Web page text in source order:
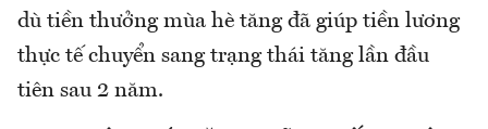
dù tiền thưởng mùa hè tăng đã giúp tiền lương
thực tế chuyển sang trạng thái tăng lần đầu
tiên sau 2 năm.